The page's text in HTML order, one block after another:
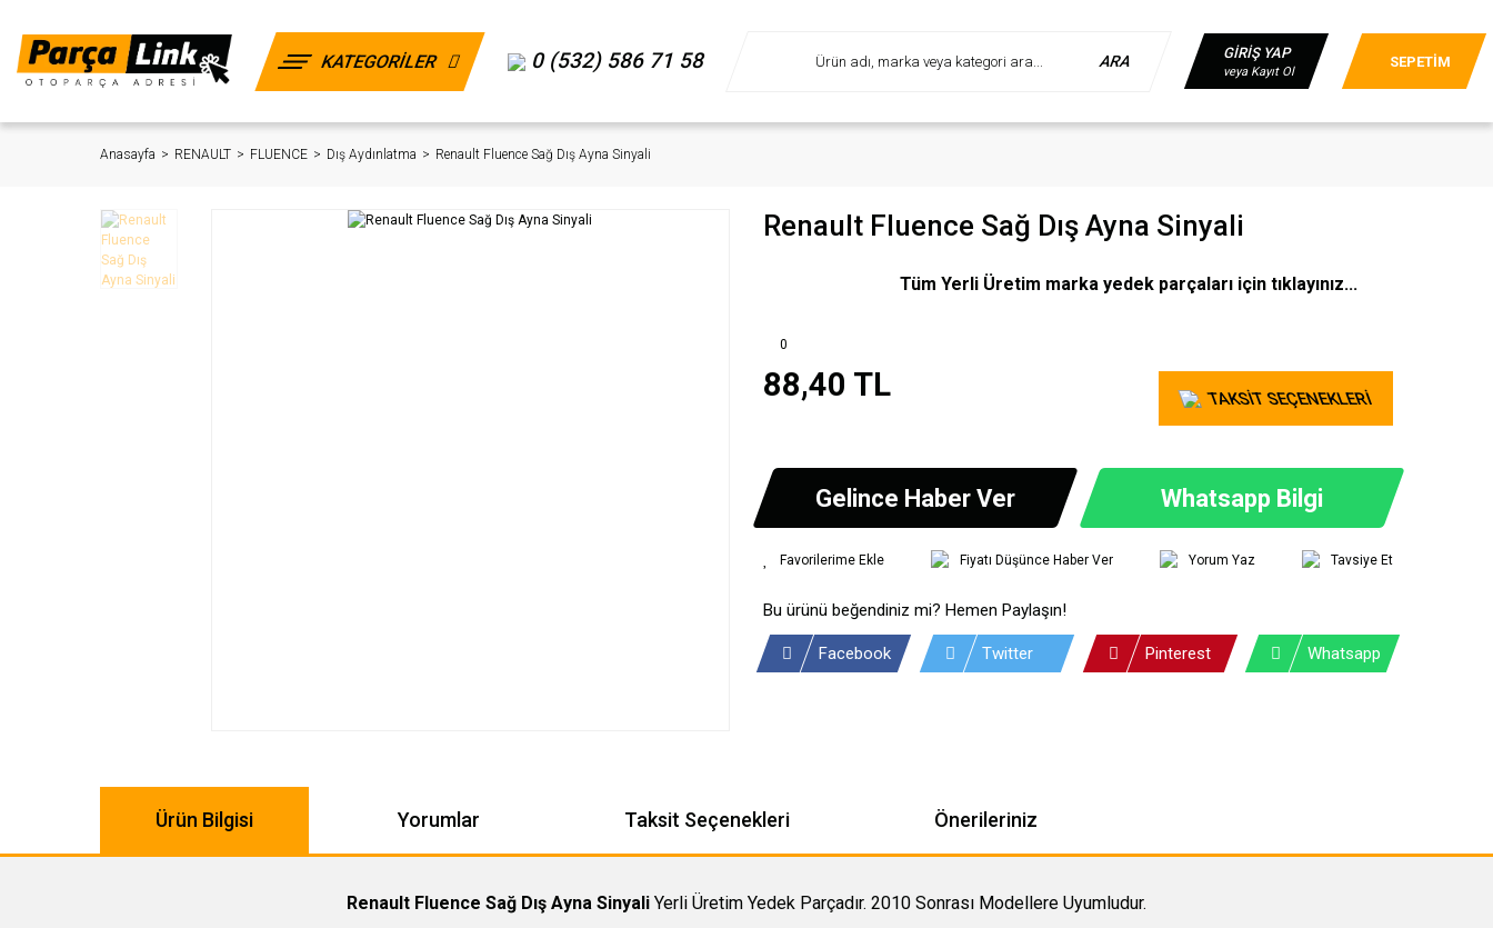
KATEGORİLER 0 (532) 586 71 58 ARA GİRİŞ YAP
veya Kayıt Ol
SEPETİM
Anasayfa RENAULT FLUENCE Dış Aydınlatma Renault Fluence Sağ Dış Ayna Sinyali
Renault Fluence Sağ Dış Ayna Sinyali
Tüm Yerli Üretim marka yedek parçaları için tıklayınız...
0
88,40 TL TAKSİT SEÇENEKLERİ
Gelince Haber Ver Whatsapp Bilgi
Fiyatı Düşünce Haber Ver Yorum Yaz Tavsiye Et
Bu ürünü beğendiniz mi? Hemen Paylaşın!
Facebook Twitter Pinterest Whatsapp
Ürün Bilgisi Yorumlar Taksit Seçenekleri Önerileriniz
Renault Fluence Sağ Dış Ayna Sinyali Yerli Üretim Yedek Parçadır. 2010 Sonrası Modellere Uyumludur.